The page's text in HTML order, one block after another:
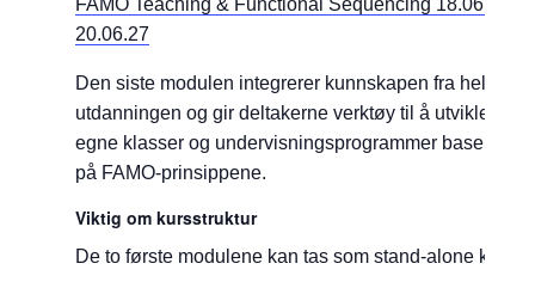
20.06.27
Den siste modulen integrerer kunnskapen fra hele
utdanningen og gir deltakerne verktøy til å utvikle
egne klasser og undervisningsprogrammer basert
på FAMO-prinsippene.
Viktig om kursstruktur
De to første modulene kan tas som stand-alone kurs.